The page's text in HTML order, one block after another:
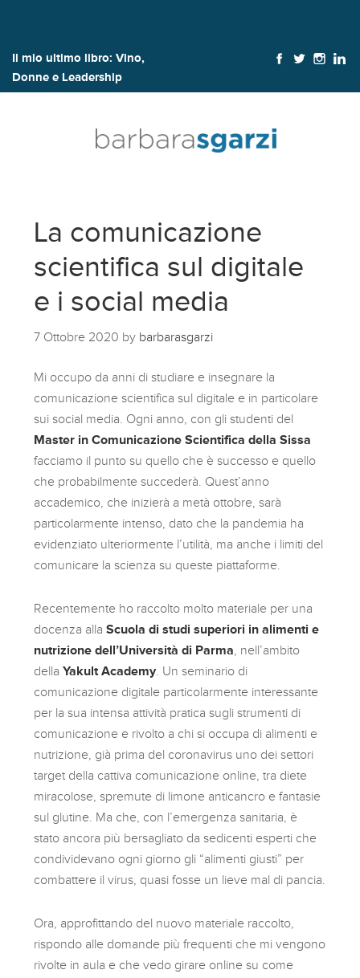
Il mio ultimo libro: Vino,
Donne e Leadership
La comunicazione
scientifica sul digitale
e i social media
7 Ottobre 2020 by barbarasgarzi
Mi occupo da anni di studiare e insegnare la
comunicazione scientifica sul digitale e in particolare
sui social media. Ogni anno, con gli studenti del
Master in Comunicazione Scientifica della Sissa
facciamo il punto su quello che è successo e quello
che probabilmente succederà. Quest’anno
accademico, che inizierà a metà ottobre, sarà
particolarmente intenso, dato che la pandemia ha
evidenziato ulteriormente l’utilità, ma anche i limiti del
comunicare la scienza su queste piattaforme.
Recentemente ho raccolto molto materiale per una
docenza allaScuola di studi superiori in alimenti e
nutrizione dell’Università di Parma , nell’ambito
dellaYakult Academy. Un seminario di
comunicazione digitale particolarmente interessante
per la sua intensa attività pratica sugli strumenti di
comunicazione e rivolto a chi si occupa di alimenti e
nutrizione, già prima del coronavirus uno dei settori
target della cattiva comunicazione online, tra diete
miracolose, spremute di limone anticancro e fantasie
sul glutine. Ma che, con l’emergenza sanitaria, è
stato ancora più bersagliato da sedicenti esperti che
condividevano ogni giorno gli “alimenti giusti” per
combattere il virus, quasi fosse un lieve mal di pancia.
Ora, approfittando del nuovo materiale raccolto,
rispondo alle domande più frequenti che mi vengono
rivolte in aula e che vedo girare online su come